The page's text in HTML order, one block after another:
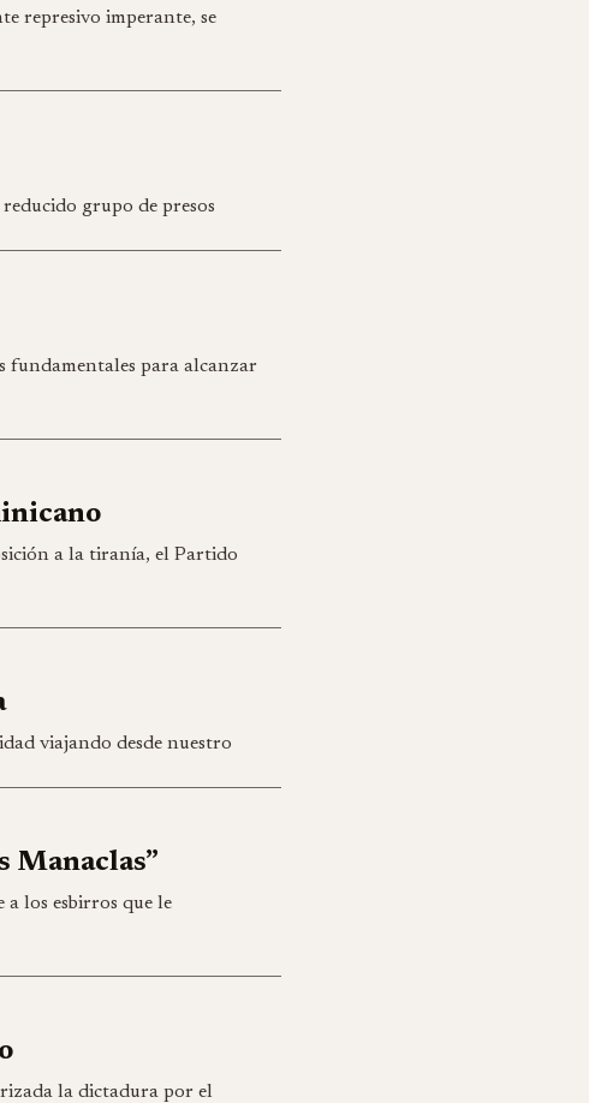
represivo imperante, se
grupo de presos
para alcanzar
a la tiranía, el Partido
viajando desde nuestro
Manaclas”
a los esbirros que le
la dictadura por el